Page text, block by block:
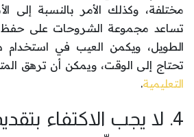
مختلفة، وكذلك الأمر بالنسبة إلى
تساعد مجموعة الشروحات على حفظ
الطويل، ويكمن العيب في استخدام
تحتاج إلى الوقت، ويمكن أن ترهق
التعليمية.
4. لا يجب الاكتفاء